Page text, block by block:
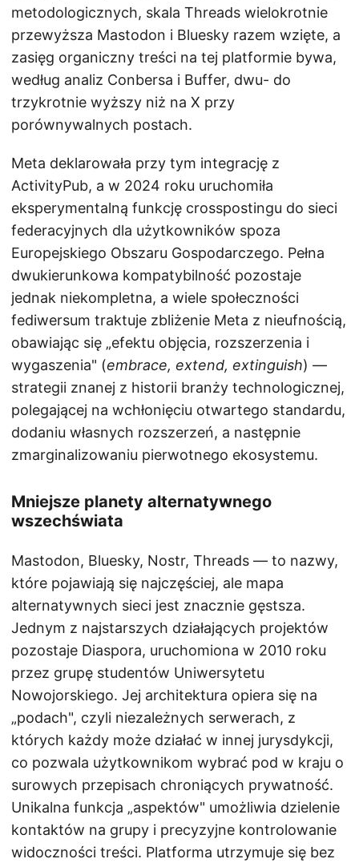
metodologicznych, skala Threads wielokrotnie
przewyższa Mastodon i Bluesky razem wzięte, a
zasięg organiczny treści na tej platformie bywa,
według analiz Conbersa i Buffer, dwu- do
trzykrotnie wyższy niż na X przy
porównywalnych postach.
Meta deklarowała przy tym integrację z
ActivityPub, a w 2024 roku uruchomiła
eksperymentalną funkcję crosspostingu do sieci
federacyjnych dla użytkowników spoza
Europejskiego Obszaru Gospodarczego. Pełna
dwukierunkowa kompatybilność pozostaje
jednak niekompletna, a wiele społeczności
fediwersum traktuje zbliżenie Meta z nieufnością,
obawiając się „efektu objęcia, rozszerzenia i
wygaszenia" (embrace, extend, extinguish) —
strategii znanej z historii branży technologicznej,
polegającej na wchłonięciu otwartego standardu,
dodaniu własnych rozszerzeń, a następnie
zmarginalizowaniu pierwotnego ekosystemu.
Mniejsze planety alternatywnego
wszechświata
Mastodon, Bluesky, Nostr, Threads — to nazwy,
które pojawiają się najczęściej, ale mapa
alternatywnych sieci jest znacznie gęstsza.
Jednym z najstarszych działających projektów
pozostaje Diaspora, uruchomiona w 2010 roku
przez grupę studentów Uniwersytetu
Nowojorskiego. Jej architektura opiera się na
„podach", czyli niezależnych serwerach, z
których każdy może działać w innej jurysdykcji,
co pozwala użytkownikom wybrać pod w kraju o
surowych przepisach chroniących prywatność.
Unikalna funkcja „aspektów" umożliwia dzielenie
kontaktów na grupy i precyzyjne kontrolowanie
widoczności treści. Platforma utrzymuje się bez